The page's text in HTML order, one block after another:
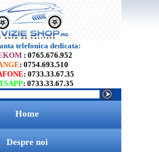
telefonica dedicata:
: 0765.676.952
: 0754.693.510
: 0733.33.67.35
: 0733.33.67.35
Home
Despre noi